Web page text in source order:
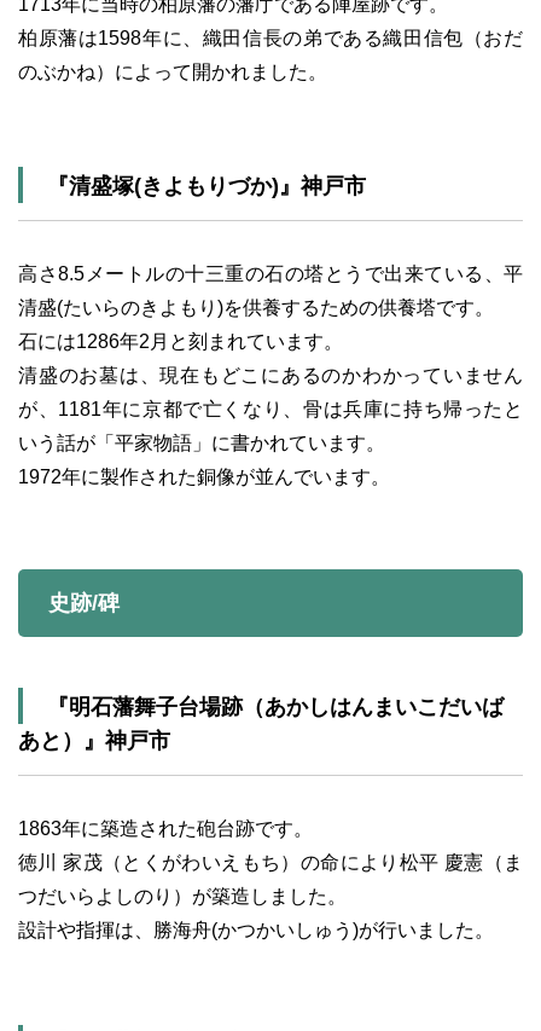
1713年に当時の柏原藩の藩庁である陣屋跡です。
柏原藩は1598年に、織田信長の弟である織田信包（おだ
のぶかね）によって開かれました。
『清盛塚(きよもりづか)』神戸市
高さ8.5メートルの十三重の石の塔とうで出来ている、平
清盛(たいらのきよもり)を供養するための供養塔です。
石には1286年2月と刻まれています。
清盛のお墓は、現在もどこにあるのかわかっていません
が、1181年に京都で亡くなり、骨は兵庫に持ち帰ったと
いう話が「平家物語」に書かれています。
1972年に製作された銅像が並んでいます。
史跡/碑
『明石藩舞子台場跡（あかしはんまいこだいば
あと）』神戸市
1863年に築造された砲台跡です。
徳川 家茂（とくがわいえもち）の命により松平 慶憲（ま
つだいらよしのり）が築造しました。
設計や指揮は、勝海舟(かつかいしゅう)が行いました。